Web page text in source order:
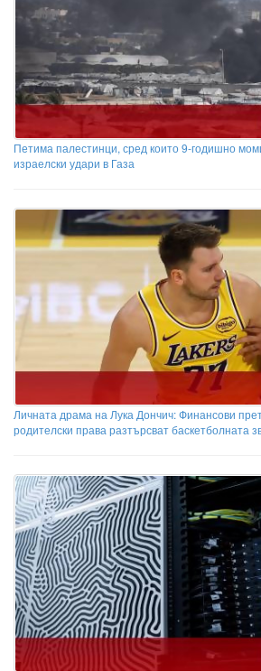
Петима палестинци, сред които 9-годишно
израелски удари в Газа
Личната драма на Лука Дончич: Финансови
родителски права разтърсват баскетболната